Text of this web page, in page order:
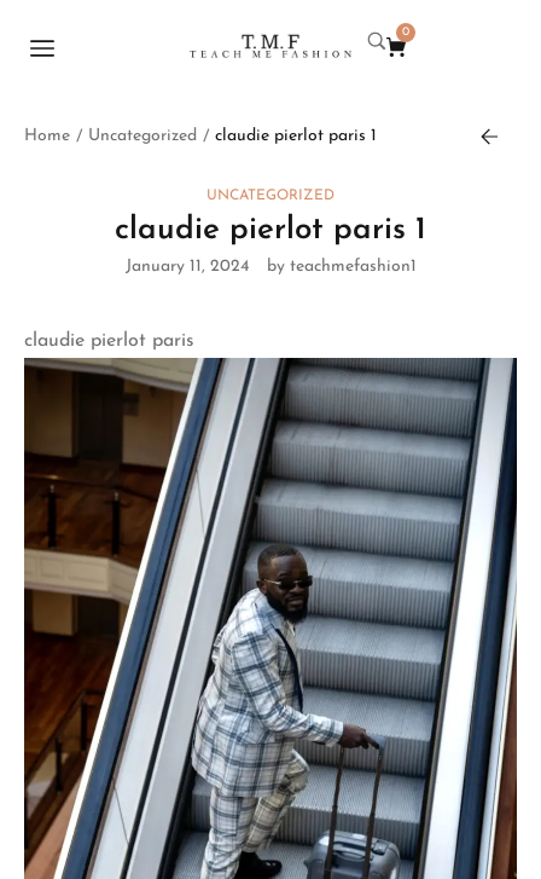
0
Home / Uncategorized / claudie pierlot paris 1
UNCATEGORIZED
claudie pierlot paris 1
January 11, 2024 by teachmefashion1
claudie pierlot paris